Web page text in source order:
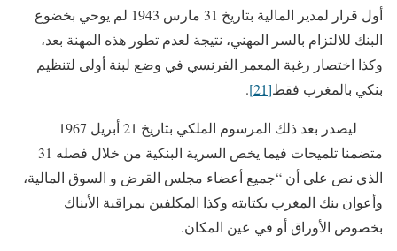
أول قرار لمدير المالية بتاريخ 31 مارس 1943 لم يوحي بخضوع
البنك للالتزام بالسر المهني، نتيجة لعدم تطور هذه المهنة بعد،
وكذا اختصار رغبة المعمر الفرنسي في وضع لبنة أولى لتنظيم
بنكي بالمغرب فقط[21]
.
ليصدر بعد ذلك المرسوم الملكي بتاريخ 21 أبريل 1967
متضمنا تلميحات فيما يخص السرية البنكية من خلال فصله 31
الذي نص على أن “جميع أعضاء مجلس القرض و السوق المالية،
وأعوان بنك المغرب بكتابته وكذا المكلفين بمراقبة الأبناك
بخصوص الأوراق أو في عين المكان.